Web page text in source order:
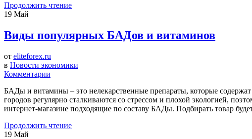
Продолжить чтение
19 Май
Виды популярных БАДов и витаминов
от eliteforex.ru
в Новости экономики
Комментарии
БАДы и витамины – это нелекарственные препараты, которые
городов регулярно сталкиваются со стрессом и плохой экологией,
интернет-магазине подходящие по составу БАДы. Подбирать товар
Продолжить чтение
19 Май